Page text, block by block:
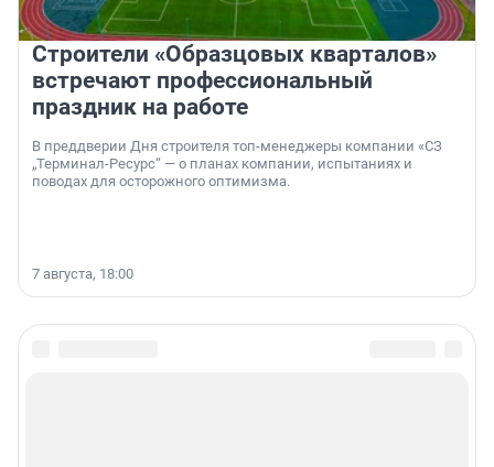
Строители «Образцовых кварталов»
встречают профессиональный
праздник на работе
В преддверии Дня строителя топ-менеджеры компании «СЗ
„Терминал-Ресурс“ — о планах компании, испытаниях и
поводах для осторожного оптимизма.
7 августа, 18:00